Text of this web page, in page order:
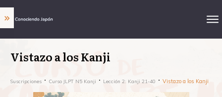
Vistazo a los Kanji
Suscripciones Curso JLPT N5 Kanji Lección 2: Kanji 21-40 Vistazo a los Kanji